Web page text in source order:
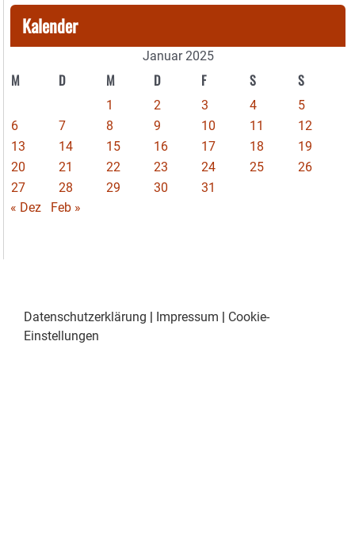
Kalender
Januar 2025
M D M D F S S
1 2 3 4
5
6
7 8 9 10 11
12
13
14 15 16 17 18
19
20
21 22 23 24 25
26
27
28 29 30
31
« Dez
Feb »
Datenschutzerklärung | Impressum | Cookie-
Einstellungen